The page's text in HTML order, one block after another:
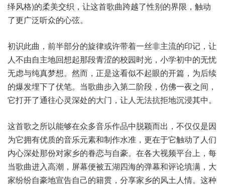
绎风格)的柔美交织，让这首歌曲跨越了性别的界限，触动
了更广泛听众的心弦。
初识此曲，前半部分的旋律或许带着一丝非主流的印记，让
人不由自主地回想起那段青涩的校园时光，小学初中的无忧
无虑与纯真梦想。然而，正是这看似不起眼的开篇，为后续
的爆发埋下了伏笔。当歌曲步入第二阶段，仿佛一夜之间，
它打开了通往心灵深处的大门，让人无法抗拒地沉浸其中。
这首歌之所以能够在众多音乐作品中脱颖而出，不仅仅是因
为它拥有优质的音乐元素和制作水准，更在于它触动了人们
内心深处那份对家乡的眷恋与自豪。在各大视频平台上，每
当歌曲进入高潮，屏幕便被五湖四海的弹幕和评论填满，大
家纷纷自豪地宣告自己的籍贯，分享家乡的风土人情。这种